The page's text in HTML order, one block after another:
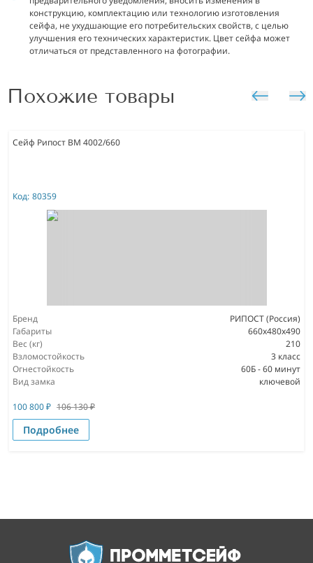
конструкцию, комплектацию или технологию изготовления
сейфа, не ухудшающие его потребительских свойств, с целью
улучшения его технических характеристик. Цвет сейфа может
отличаться от представленного на фотографии.
Похожие товары
Сейф Рипост ВМ 4002/660
Код: 80359
Бренд
РИПОСТ (Россия)
Габариты
660x480x490
Вес (кг)
210
Взломостойкость
3 класс
Огнестойкость
60Б - 60 минут
Вид замка
ключевой
100 800₽ 106 130₽
Подробнее